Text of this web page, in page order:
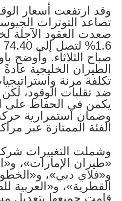
وقد ارتفعت أسعار
تصاعد التوترات
صعدت العقود الآجلة
صباح الثلاثاء. وأوضح
الطيران الخليجية عادةً
تكلفة مرنة
ضد تقلبات الوقود، لكن
يكمن في الحفاظ على
وضمان استمرارية
الفئة الممتازة عبر
وشملت التغييرات
«طيران الإمارات»،
و«فلاي دبي»،
القطرية»، و«العربية
قامت جميعها بتعديل